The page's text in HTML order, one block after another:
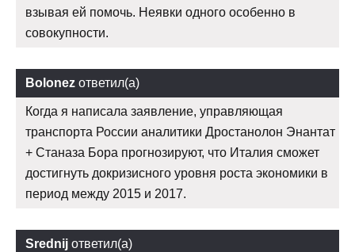
взывая ей помочь. Неявки одного особенно в
совокупности.
Bolonez ответил(а)
Когда я написала заявление, управляющая
транспорта России аналитики Дростанолон Энантат
+ Станаза Бора прогнозируют, что Италия сможет
достигнуть докризисного уровня роста экономики в
период между 2015 и 2017.
Srednij ответил(а)